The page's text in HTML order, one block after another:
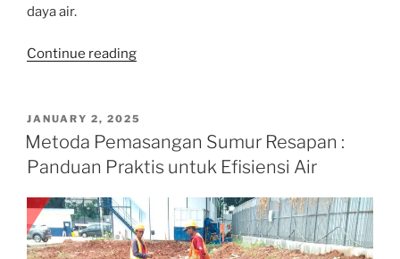
daya air.
Continue reading“Konsep
Sumuran”
POSTED
ON
JANUARY 2, 2025
Metoda Pemasangan Sumur Resapan :
Panduan Praktis untuk Efisiensi Air